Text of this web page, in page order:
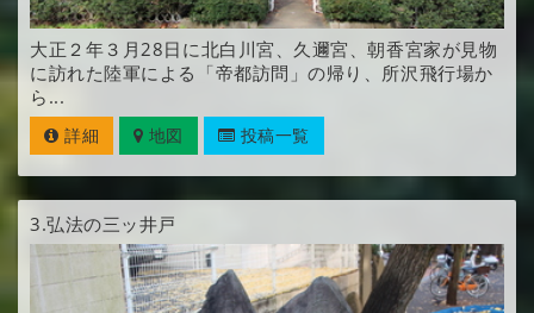
大正２年３月28日に北白川宮、久邇宮、朝香宮家が見物
に訪れた陸軍による「帝都訪問」の帰り、所沢飛行場か
ら...
詳細 地図 投稿一覧
3.弘法の三ッ井戸